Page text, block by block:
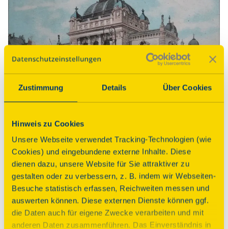
Zustimmung Details Über Cookies
Hinweis zu Cookies
Unsere Webseite verwendet Tracking-Technologien (wie
Cookies) und eingebundene externe Inhalte. Diese
dienen dazu, unsere Website für Sie attraktiver zu
gestalten oder zu verbessern, z. B. indem wir Webseiten-
Besuche statistisch erfassen, Reichweiten messen und
auswerten können. Diese externen Dienste können ggf.
die Daten auch für eigene Zwecke verarbeiten und mit
anderen Daten zusammenführen. Das Einverständnis in
Rendsburg, Hans-Heinrich-Beisenkötter-Platz 1
Details